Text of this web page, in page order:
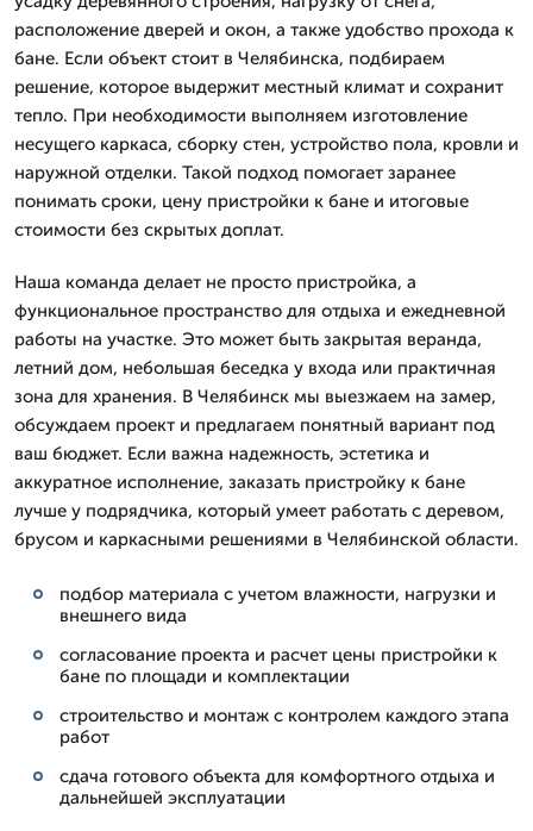
расположение дверей и окон, а также удобство прохода к
бане. Если объект стоит в Челябинска, подбираем
решение, которое выдержит местный климат и сохранит
тепло. При необходимости выполняем изготовление
несущего каркаса, сборку стен, устройство пола, кровли и
наружной отделки. Такой подход помогает заранее
понимать сроки, цену пристройки к бане и итоговые
стоимости без скрытых доплат.
Наша команда делает не просто пристройка, а
функциональное пространство для отдыха и ежедневной
работы на участке. Это может быть закрытая веранда,
летний дом, небольшая беседка у входа или практичная
зона для хранения. В Челябинск мы выезжаем на замер,
обсуждаем проект и предлагаем понятный вариант под
ваш бюджет. Если важна надежность, эстетика и
аккуратное исполнение, заказать пристройку к бане
лучше у подрядчика, который умеет работать с деревом,
брусом и каркасными решениями в Челябинской области.
подбор материала с учетом влажности, нагрузки и
внешнего вида
согласование проекта и расчет цены пристройки к
бане по площади и комплектации
строительство и монтаж с контролем каждого этапа
работ
сдача готового объекта для комфортного отдыха и
дальнейшей эксплуатации